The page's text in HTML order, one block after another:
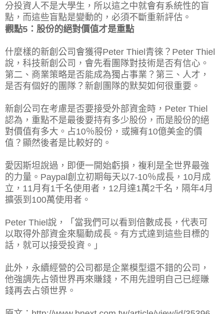
分投資人不是大學生，所以這之中就會有系統性的盲
點，而這些盲點是變動的，必須不斷重新評估。
觀點5：股份的絕對價值才是重點
什麼樣的新創公司會獲得Peter Thiel青徠？Peter Thiel
說，科技新創公司，會先看團隊對技術是否有信心。
第二、商業策略是否能成為獨占事業？第三、人才，
是否有個好的團隊？新創團隊的默契如何很重要。
新創公司在考慮是否要接受外部資金時，Peter Thiel
認為，重點不是最後要持有多少股份，而是股份的絕
對價值有多大。占10％股份，或擁有10億美金的價
值？顯然後者是比較好的。
愛因斯坦說過，即便一開始虧損，複利是全世界最強
的力量。Paypal創立初期每天以7-10％成長，10月成
立，11月有1千名使用者，12月達1萬2千名，隔年4月
擴張到100萬使用者。
Peter Thiel說，「當我們可以看到倍數成長，代表可
以取得外部資金來驅動成長。有方式達到這些目標的
話，就可以接受投資。」
此外，永續經營的公司都是企業模型還不錯的公司，
他強調先占領世界再來賺錢，不用先證明自己已經賺
錢再去占領世界。